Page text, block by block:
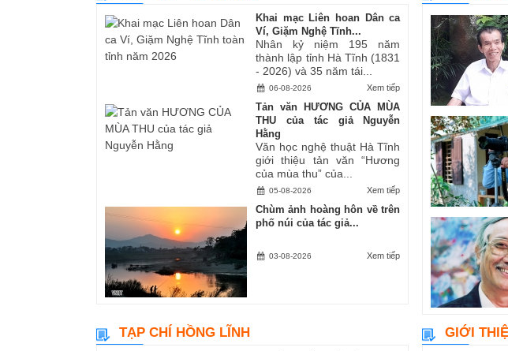
Khai mạc Liên hoan Dân ca
Ví, Giặm Nghệ Tĩnh...
Nhân kỷ niệm 195 năm
thành lập tỉnh Hà Tĩnh (1831
- 2026) và 35 năm tái...
Xem tiếp
06-08-2026
Tản văn HƯƠNG CỦA MÙA
THU của tác giả Nguyễn
Hằng
Văn học nghệ thuật Hà Tĩnh
giới thiệu tản văn “Hương
của mùa thu” của...
Xem tiếp
05-08-2026
Chùm ảnh hoàng hôn về trên
phố núi của tác giả...
Xem tiếp
03-08-2026
TẠP CHÍ HỒNG LĨNH GIỚI